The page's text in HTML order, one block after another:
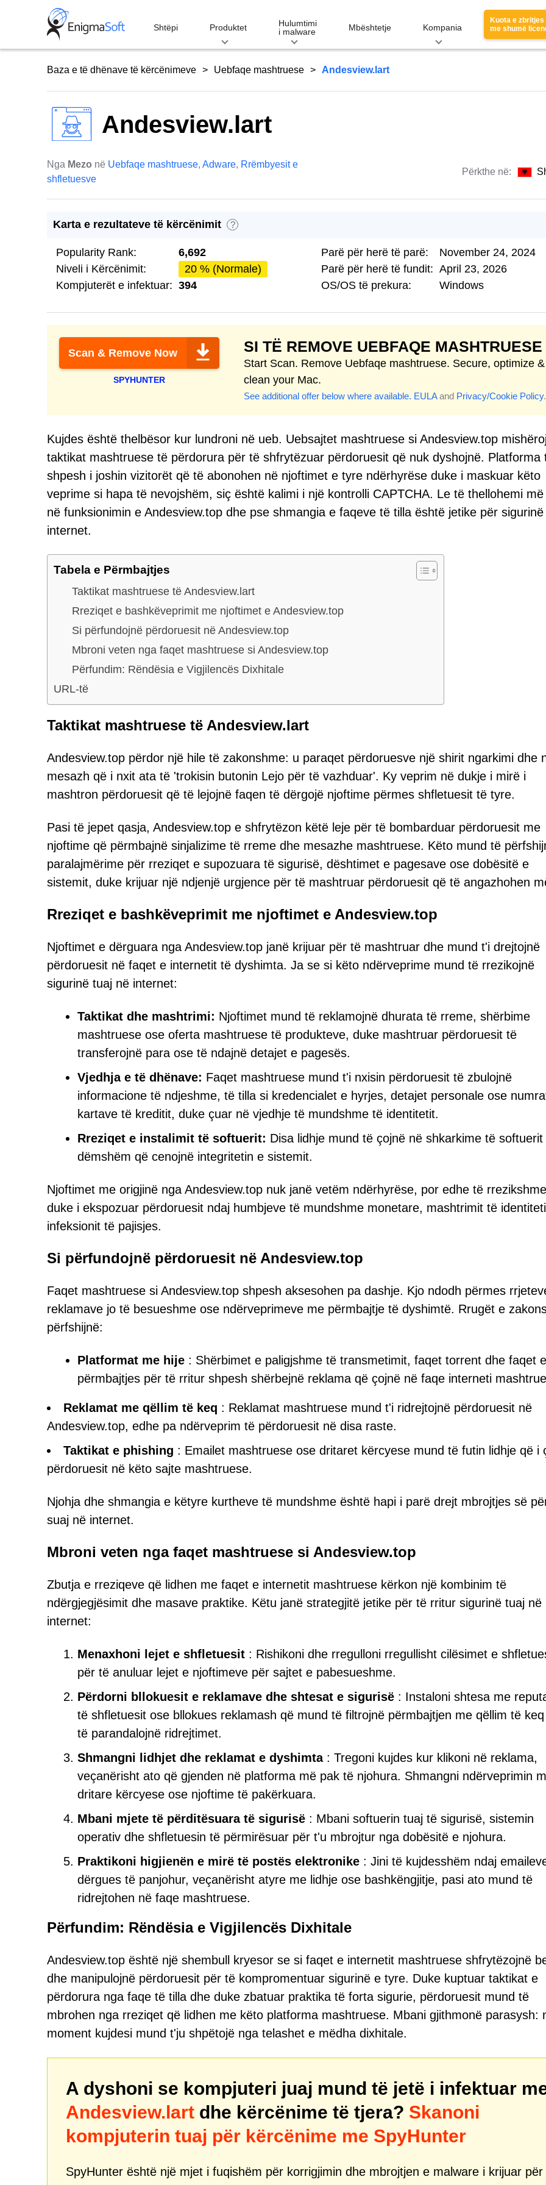
Shtëpi Produktet
Hulumtimi
i malware
Mbështetje Kompania
Kuota e zbritjes
me shumë
Baza e të dhënave të kërcënimeve Uebfaqe mashtruese Andesview.lart
Andesview.lart
Nga Mezo në Uebfaqe mashtruese, Adware, Rrëmbyesit e
shfletuesve
Përkthe në:
Karta e rezultateve të kërcënimit ?
Popularity Rank:
6,692
Niveli i Kërcënimit:
20 % (Normale)
Kompjuterët e infektuar: 394
Parë për herë të parë:
November 24, 2024
Parë për herë të fundit: April 23, 2026
OS/OS të prekura:
Windows
Scan & Remove Now
SPYHUNTER
SI TË REMOVE UEBFAQE MASHTRUESE
Start Scan. Remove Uebfaqe mashtruese. Secure, optimize &
clean your Mac.
See additional offer below where available. EULAand Privacy/Cookie Policy.
Kujdes është thelbësor kur lundroni në ueb. Uebsajtet mashtruese si Andesview.top
taktikat mashtruese të përdorura për të shfrytëzuar përdoruesit që nuk dyshojnë. Platforma
shpesh i joshin vizitorët që të abonohen në njoftimet e tyre ndërhyrëse duke i maskuar këto
veprime si hapa të nevojshëm, siç është kalimi i një kontrolli CAPTCHA. Le të thellohemi
në funksionimin e Andesview.top dhe pse shmangia e faqeve të tilla është jetike për
internet.
Tabela e Përmbajtjes
Taktikat mashtruese të Andesview.lart
Rreziqet e bashkëveprimit me njoftimet e Andesview.top
Si përfundojnë përdoruesit në Andesview.top
Mbroni veten nga faqet mashtruese si Andesview.top
Përfundim: Rëndësia e Vigjilencës Dixhitale
URL-të
Taktikat mashtruese të Andesview.lart
Andesview.top përdor një hile të zakonshme: u paraqet përdoruesve një shirit ngarkimi dhe
mesazh që i nxit ata të 'trokisin butonin Lejo për të vazhduar'. Ky veprim në dukje i mirë i
mashtron përdoruesit që të lejojnë faqen të dërgojë njoftime përmes shfletuesit të tyre.
Pasi të jepet qasja, Andesview.top e shfrytëzon këtë leje për të bombarduar përdoruesit me
njoftime që përmbajnë sinjalizime të rreme dhe mesazhe mashtruese. Këto mund të
paralajmërime për rreziqet e supozuara të sigurisë, dështimet e pagesave ose dobësitë e
sistemit, duke krijuar një ndjenjë urgjence për të mashtruar përdoruesit që të angazhohen
Rreziqet e bashkëveprimit me njoftimet e Andesview.top
Njoftimet e dërguara nga Andesview.top janë krijuar për të mashtruar dhe mund t'i drejtojnë
përdoruesit në faqet e internetit të dyshimta. Ja se si këto ndërveprime mund të rrezikojnë
sigurinë tuaj në internet:
Taktikat dhe mashtrimi: Njoftimet mund të reklamojnë dhurata të rreme, shërbime
mashtruese ose oferta mashtruese të produkteve, duke mashtruar përdoruesit të
transferojnë para ose të ndajnë detajet e pagesës.
Vjedhja e të dhënave: Faqet mashtruese mund t'i nxisin përdoruesit të zbulojnë
informacione të ndjeshme, të tilla si kredencialet e hyrjes, detajet personale ose
kartave të kreditit, duke çuar në vjedhje të mundshme të identitetit.
Rreziqet e instalimit të softuerit: Disa lidhje mund të çojnë në shkarkime të softuerit
dëmshëm që cenojnë integritetin e sistemit.
Njoftimet me origjinë nga Andesview.top nuk janë vetëm ndërhyrëse, por edhe të
duke i ekspozuar përdoruesit ndaj humbjeve të mundshme monetare, mashtrimit të
infeksionit të pajisjes.
Si përfundojnë përdoruesit në Andesview.top
Faqet mashtruese si Andesview.top shpesh aksesohen pa dashje. Kjo ndodh përmes
reklamave jo të besueshme ose ndërveprimeve me përmbajtje të dyshimtë. Rrugët e
përfshijnë:
Platformat me hije : Shërbimet e paligjshme të transmetimit, faqet torrent dhe faqet e
përmbajtjes për të rritur shpesh shërbejnë reklama që çojnë në faqe interneti
Reklamat me qëllim të keq : Reklamat mashtruese mund t'i ridrejtojnë përdoruesit në
Andesview.top, edhe pa ndërveprim të përdoruesit në disa raste.
Taktikat e phishing : Emailet mashtruese ose dritaret kërcyese mund të futin lidhje që i
përdoruesit në këto sajte mashtruese.
Njohja dhe shmangia e këtyre kurtheve të mundshme është hapi i parë drejt mbrojtjes së
suaj në internet.
Mbroni veten nga faqet mashtruese si Andesview.top
Zbutja e rreziqeve që lidhen me faqet e internetit mashtruese kërkon një kombinim të
ndërgjegjësimit dhe masave praktike. Këtu janë strategjitë jetike për të rritur sigurinë tuaj në
internet:
Menaxhoni lejet e shfletuesit : Rishikoni dhe rregulloni rregullisht cilësimet e
për të anuluar lejet e njoftimeve për sajtet e pabesueshme.
Përdorni bllokuesit e reklamave dhe shtesat e sigurisë : Instaloni shtesa me
të shfletuesit ose bllokues reklamash që mund të filtrojnë përmbajtjen me qëllim të
të parandalojnë ridrejtimet.
Shmangni lidhjet dhe reklamat e dyshimta: Tregoni kujdes kur klikoni në reklama,
veçanërisht ato që gjenden në platforma më pak të njohura. Shmangni ndërveprimin
dritare kërcyese ose njoftime të pakërkuara.
Mbani mjete të përditësuara të sigurisë : Mbani softuerin tuaj të sigurisë, sistemin
operativ dhe shfletuesin të përmirësuar për t'u mbrojtur nga dobësitë e njohura.
Praktikoni higjienën e mirë të postës elektronike : Jini të kujdesshëm ndaj
dërgues të panjohur, veçanërisht atyre me lidhje ose bashkëngjitje, pasi ato mund të
ridrejtohen në faqe mashtruese.
Përfundim: Rëndësia e Vigjilencës Dixhitale
Andesview.top është një shembull kryesor se si faqet e internetit mashtruese shfrytëzojnë
dhe manipulojnë përdoruesit për të kompromentuar sigurinë e tyre. Duke kuptuar taktikat e
përdorura nga faqe të tilla dhe duke zbatuar praktika të forta sigurie, përdoruesit mund të
mbrohen nga rreziqet që lidhen me këto platforma mashtruese. Mbani gjithmonë parasysh:
moment kujdesi mund t'ju shpëtojë nga telashet e mëdha dixhitale.
A dyshoni se kompjuteri juaj mund të jetë i infektuar
Andesview.lart dhe kërcënime të tjera? Skanoni
kompjuterin tuaj për kërcënime me SpyHunter
SpyHunter është një mjet i fuqishëm për korrigjimin dhe mbrojtjen e malware i krijuar për